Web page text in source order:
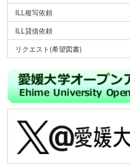
ILL複写依頼
ILL貸借依頼
リクエスト(希望図書)